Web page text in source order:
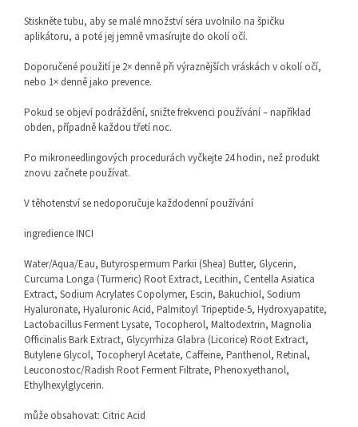
Stiskněte tubu, aby se malé množství séra uvolnilo na špičku
aplikátoru, a poté jej jemně vmasírujte do okolí očí.
Doporučené použití je 2× denně při výraznějších vráskách v okolí očí,
nebo 1× denně jako prevence.
Pokud se objeví podráždění, snižte frekvenci používání – například
obden, případně každou třetí noc.
Po mikroneedlingových procedurách vyčkejte 24 hodin, než produkt
znovu začnete používat.
V těhotenství se nedoporučuje každodenní používání
ingredience INCI
Water/Aqua/Eau, Butyrospermum Parkii (Shea) Butter, Glycerin,
Curcuma Longa (Turmeric) Root Extract, Lecithin, Centella Asiatica
Extract, Sodium Acrylates Copolymer, Escin, Bakuchiol, Sodium
Hyaluronate, Hyaluronic Acid, Palmitoyl Tripeptide-5, Hydroxyapatite,
Lactobacillus Ferment Lysate, Tocopherol, Maltodextrin, Magnolia
Officinalis Bark Extract, Glycyrrhiza Glabra (Licorice) Root Extract,
Butylene Glycol, Tocopheryl Acetate, Caffeine, Panthenol, Retinal,
Leuconostoc/Radish Root Ferment Filtrate, Phenoxyethanol,
Ethylhexylglycerin.
může obsahovat: Citric Acid